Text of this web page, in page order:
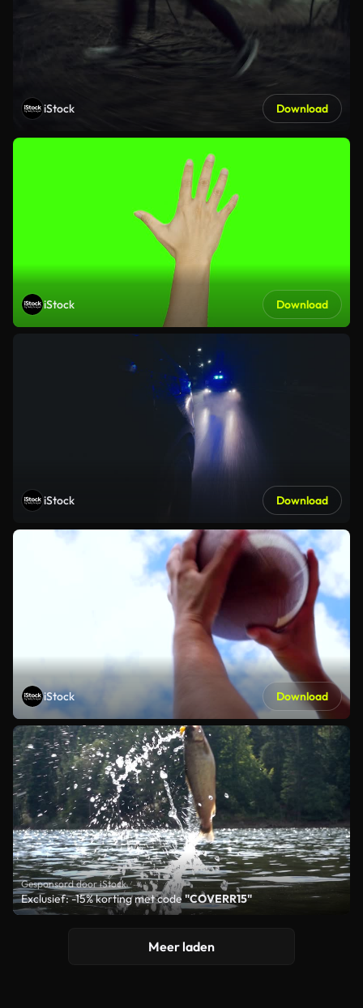
iStock Download
iStock Download
iStock Download
iStock Download
Gesponsord door iStock
Exclusief: -15% korting met code"COVERR15"
Meer laden